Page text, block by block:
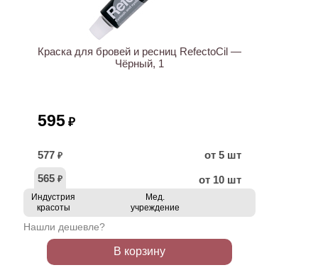
Краска для бровей и ресниц RefectoCil —
Чёрный, 1
595 ₽
577 ₽
от 5 шт
565 ₽ от 10 шт
Индустрия
красоты
Мед.
учреждение
Нашли дешевле?
В корзину